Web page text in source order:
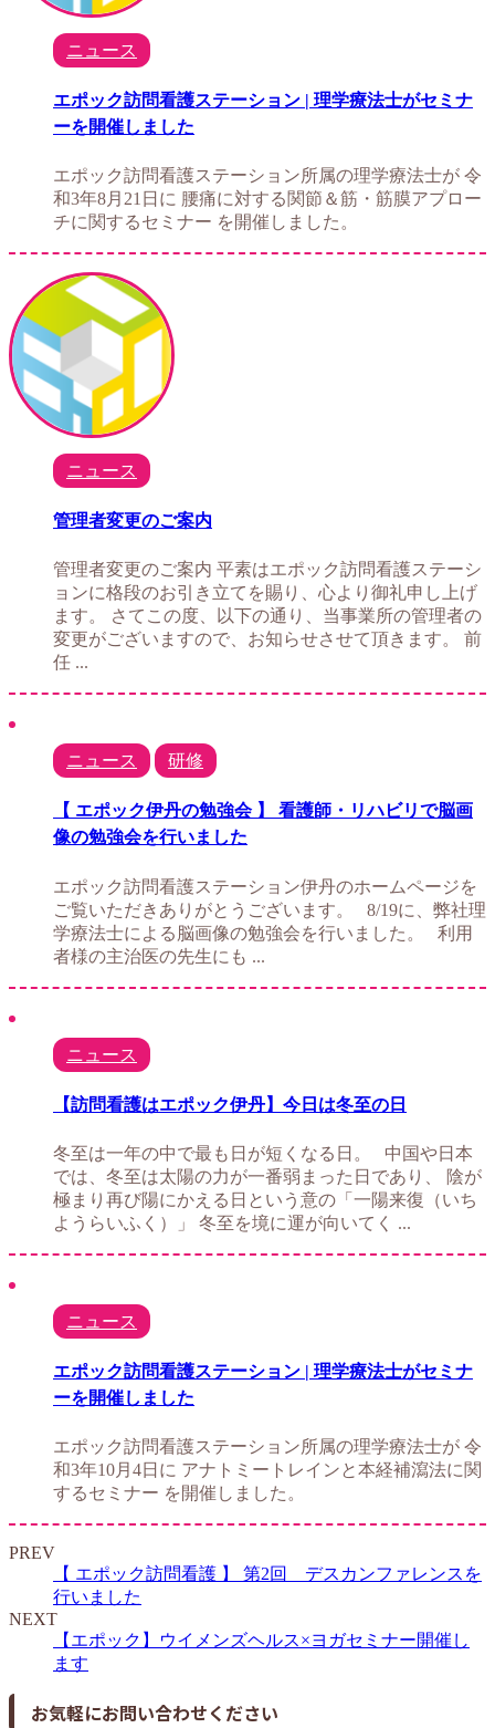
ニュース
エポック訪問看護ステーション | 理学療法士がセミナ
ーを開催しました
エポック訪問看護ステーション所属の理学療法士が 令
和3年8月21日に 腰痛に対する関節＆筋・筋膜アプロー
チに関するセミナー を開催しました。
ニュース
管理者変更のご案内
管理者変更のご案内 平素はエポック訪問看護ステーシ
ョンに格段のお引き立てを賜り、心より御礼申し上げ
ます。 さてこの度、以下の通り、当事業所の管理者の
変更がございますので、お知らせさせて頂きます。 前
任 ...
ニュース 研修
【 エポック伊丹の勉強会 】 看護師・リハビリで脳画
像の勉強会を行いました
エポック訪問看護ステーション伊丹のホームページを
ご覧いただきありがとうございます。 8/19に、弊社理
学療法士による脳画像の勉強会を行いました。 利用
者様の主治医の先生にも ...
ニュース
【訪問看護はエポック伊丹】今日は冬至の日
冬至は一年の中で最も日が短くなる日。 中国や日本
では、冬至は太陽の力が一番弱まった日であり、 陰が
極まり再び陽にかえる日という意の「一陽来復（いち
ようらいふく）」 冬至を境に運が向いてく ...
ニュース
エポック訪問看護ステーション | 理学療法士がセミナ
ーを開催しました
エポック訪問看護ステーション所属の理学療法士が 令
和3年10月4日に アナトミートレインと本経補瀉法に関
するセミナー を開催しました。
PREV
【 エポック訪問看護 】 第2回 デスカンファレンスを
行いました
NEXT
【エポック】ウイメンズヘルス×ヨガセミナー開催し
ます
お気軽にお問い合わせください